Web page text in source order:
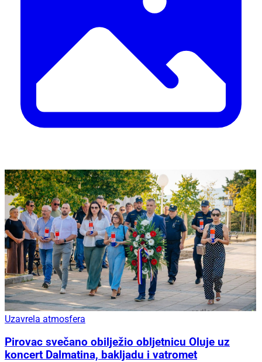
Uzavrela atmosfera
Pirovac svečano obilježio obljetnicu Oluje uz
koncert Dalmatina, bakljadu i vatromet